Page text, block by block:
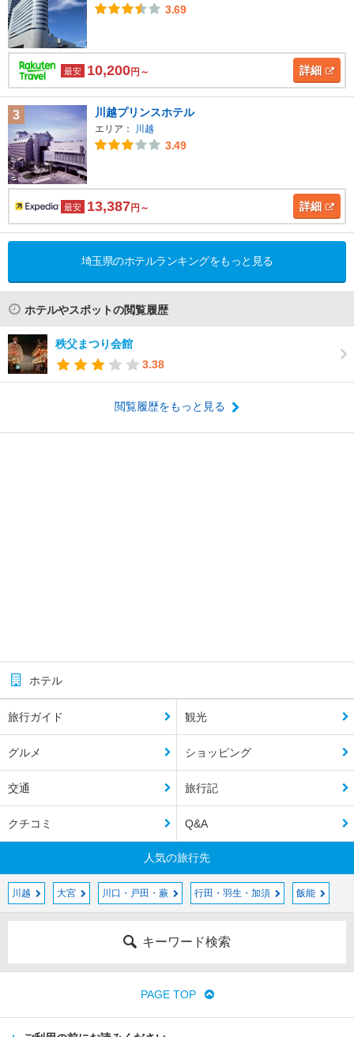
3.69
最安 10,200円～ 詳細
3 川越プリンスホテル
エリア： 川越
3.49
最安 13,387円～ 詳細
埼玉県のホテルランキングをもっと見る
ホテルやスポットの閲覧履歴
秩父まつり会館
3.38
閲覧履歴をもっと見る
ホテル
旅行ガイド 観光
グルメ ショッピング
交通 旅行記
クチコミ Q&A
人気の旅行先
川越 大宮 川口・戸田・蕨 行田・羽生・加須 飯能
キーワード検索
PAGE TOP